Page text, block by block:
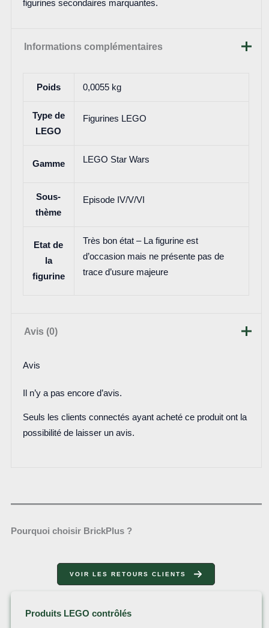
figurines secondaires marquantes.
Informations complémentaires
Poids 0,0055 kg
Type de
LEGO
Figurines LEGO
Gamme LEGO Star Wars
Sous-
thème
Episode IV/V/VI
Etat de
la
figurine
Très bon état – La figurine est
d’occasion mais ne présente pas de
trace d’usure majeure
Avis (0)
Avis
Il n’y a pas encore d’avis.
Seuls les clients connectés ayant acheté ce produit ont la
possibilité de laisser un avis.
Pourquoi choisir BrickPlus ?
VOIR LES RETOURS CLIENTS
Produits LEGO contrôlés